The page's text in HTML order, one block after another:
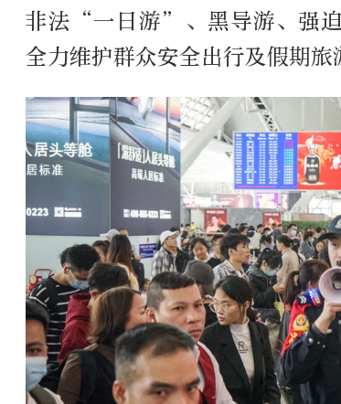
非法“一日游”、黑导游、强
全力维护群众安全出行及假期旅